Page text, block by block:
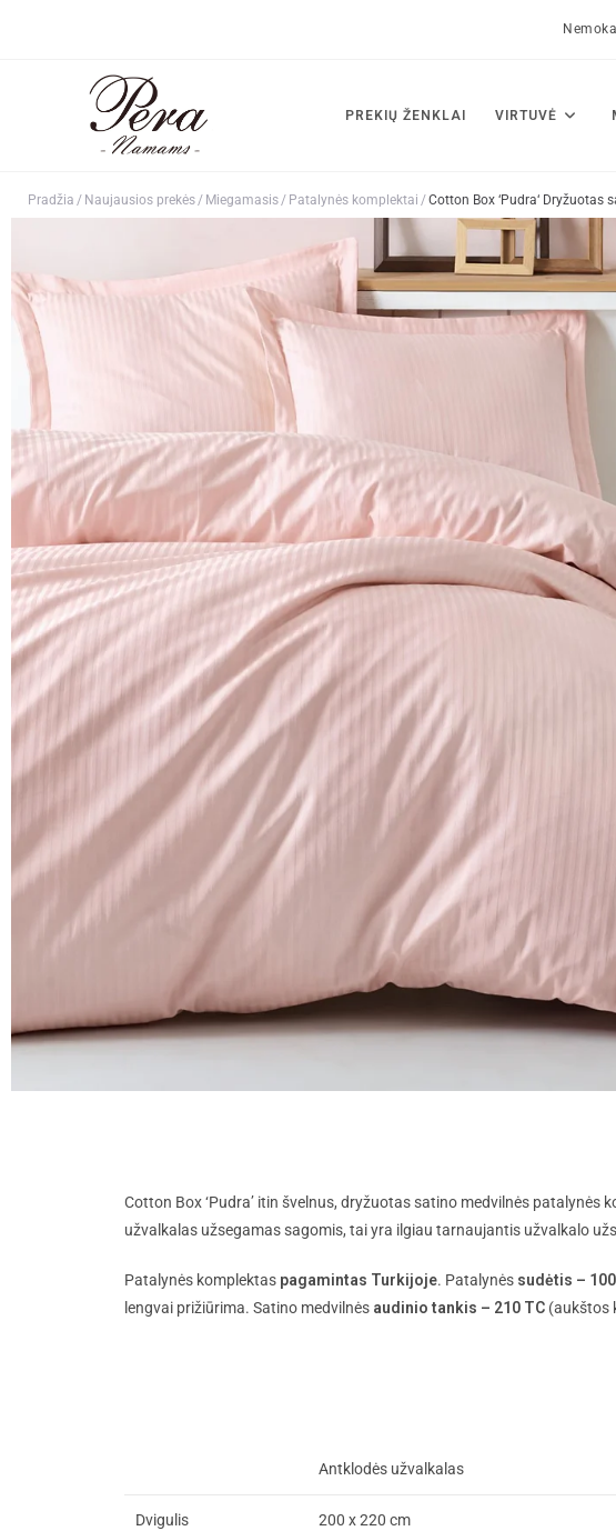
PREKIŲ ŽENKLAI VIRTUVĖ
Pradžia / Naujausios prekės/ Miegamasis/ Patalynės komplektai /Cotton Box ‘Pudra‘
Cotton Box ‘Pudra’ itin švelnus, dryžuotas satino medvilnės patalynės
užvalkalas užsegamas sagomis, tai yra ilgiau tarnaujantis užvalkalo
Patalynės komplektas pagamintas Turkijoje. Patalynės sudėtis –
lengvai prižiūrima. Satino medvilnės audinio tankis – 210 TC (aukštos
Antklodės užvalkalas
Dvigulis 200 x 220 cm